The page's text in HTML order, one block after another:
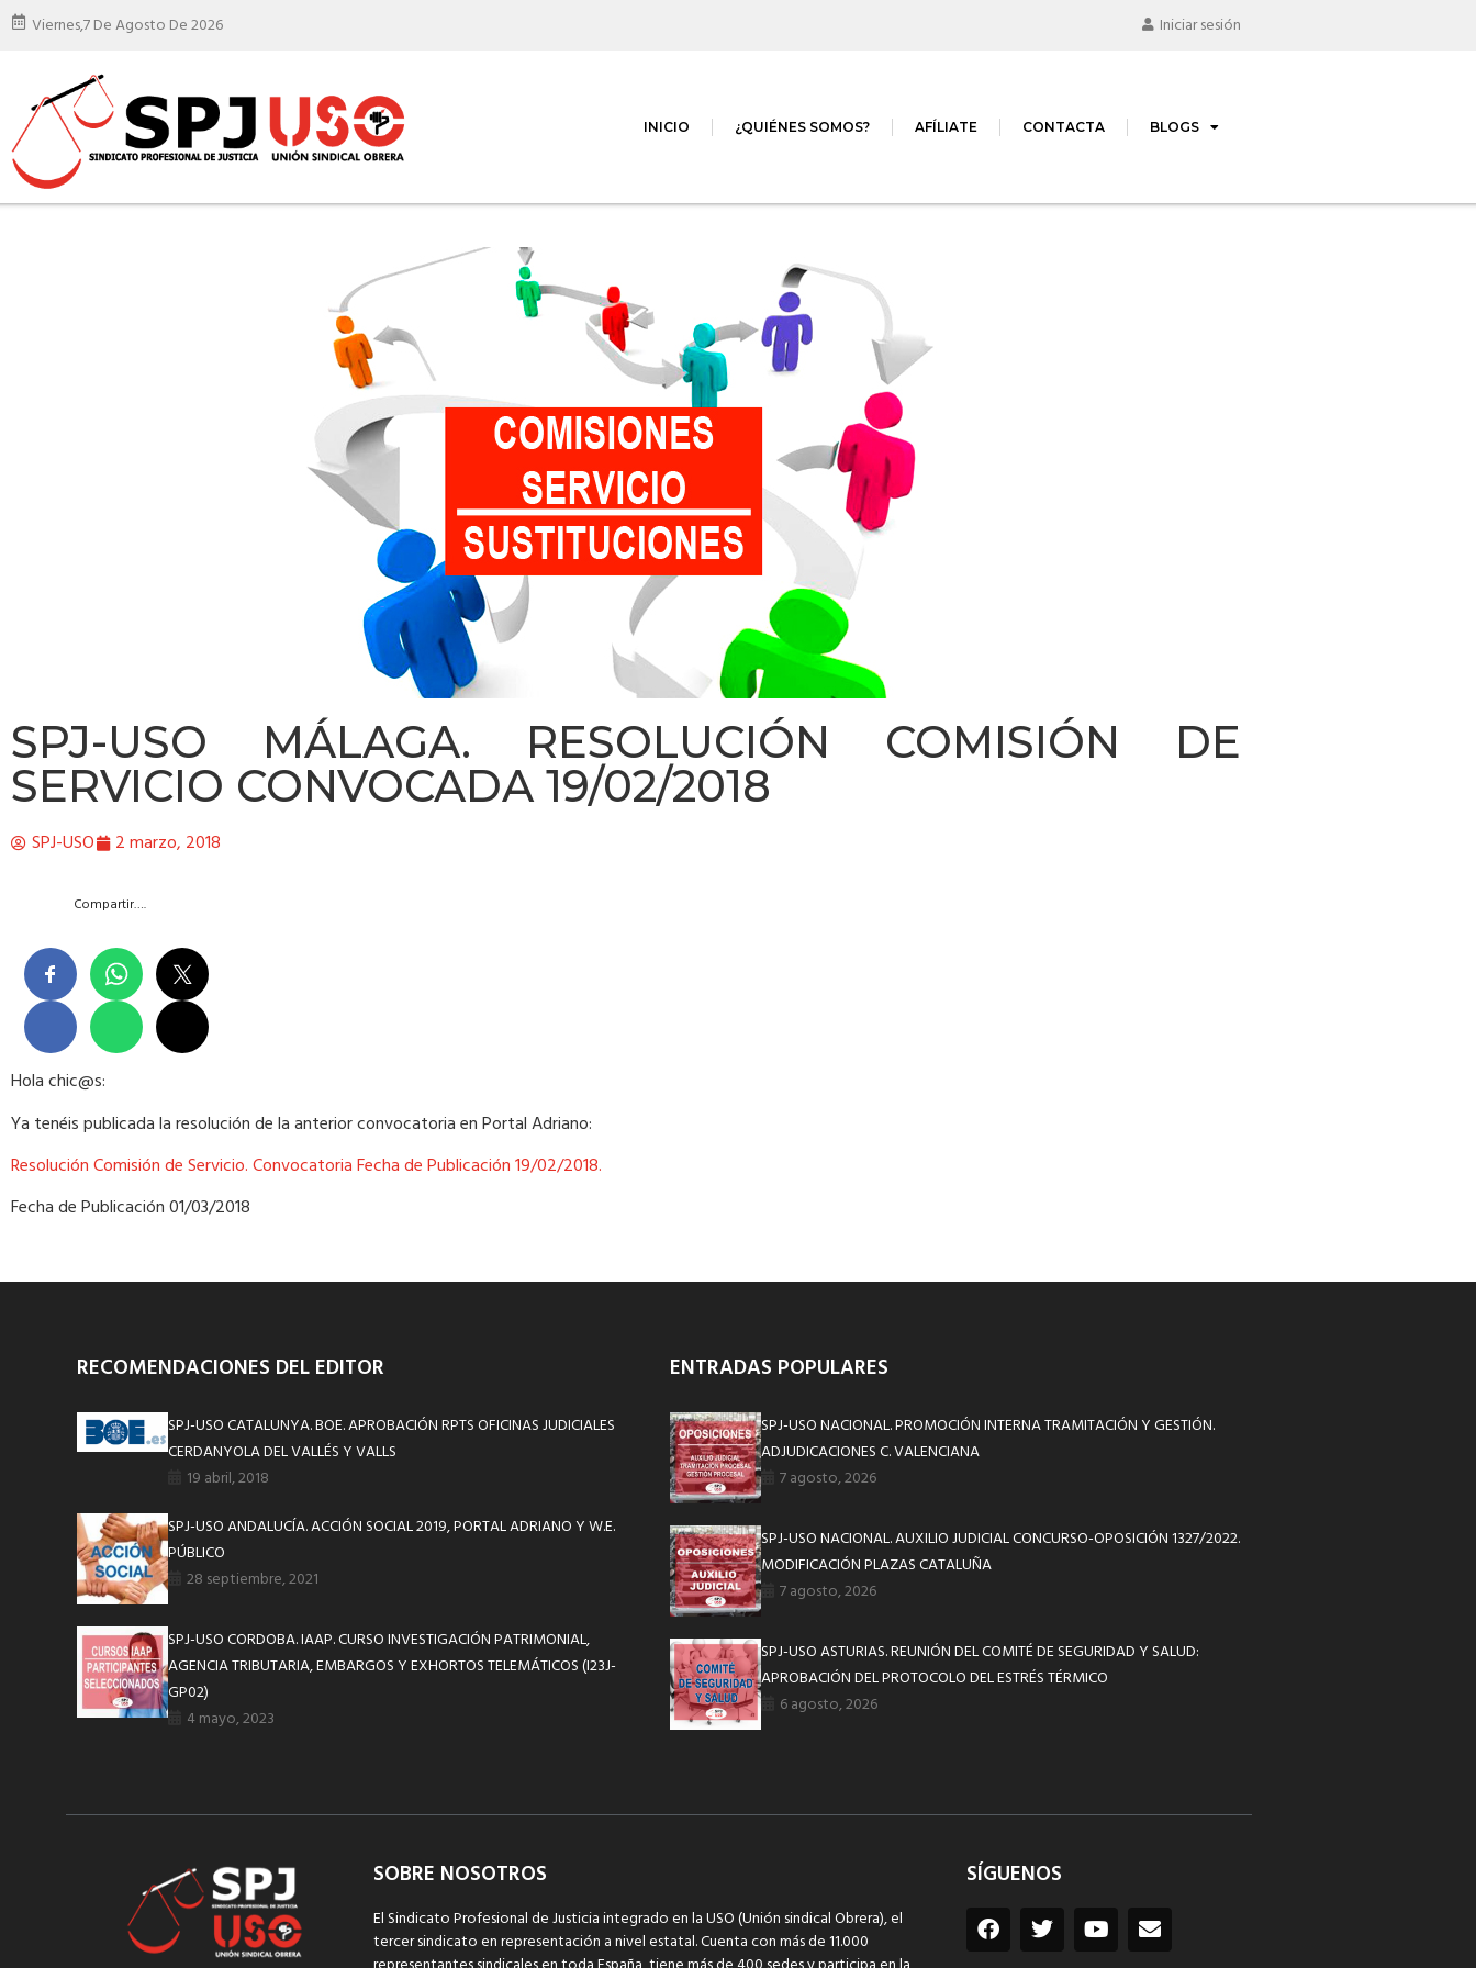
Viernes,7 De Agosto De 2026 Iniciar sesión
INICIO ¿QUIÉNES SOMOS? AFÍLIATE CONTACTA BLOGS
SPJ-USO MÁLAGA. RESOLUCIÓN COMISIÓN DE
SERVICIO CONVOCADA 19/02/2018
SPJ-USO 2 marzo, 2018
Compartir….
Hola chic@s:
Ya tenéis publicada la resolución de la anterior convocatoria en Portal Adriano:
Resolución Comisión de Servicio. Convocatoria Fecha de Publicación 19/02/2018.
Fecha de Publicación 01/03/2018
RECOMENDACIONES DEL EDITOR
SPJ-USO CATALUNYA. BOE. APROBACIÓN RPTS OFICINAS JUDICIALES
CERDANYOLA DEL VALLÉS Y VALLS
19 abril, 2018
SPJ-USO ANDALUCÍA. ACCIÓN SOCIAL 2019, PORTAL ADRIANO Y W.E.
PÚBLICO
28 septiembre, 2021
SPJ-USO CORDOBA. IAAP. CURSO INVESTIGACIÓN PATRIMONIAL,
AGENCIA TRIBUTARIA, EMBARGOS Y EXHORTOS TELEMÁTICOS (I23J-
GP02)
4 mayo, 2023
ENTRADAS POPULARES
SPJ-USO NACIONAL. PROMOCIÓN INTERNA TRAMITACIÓN Y GESTIÓN.
ADJUDICACIONES C. VALENCIANA
7 agosto, 2026
SPJ-USO NACIONAL. AUXILIO JUDICIAL CONCURSO-OPOSICIÓN 1327/2022.
MODIFICACIÓN PLAZAS CATALUÑA
7 agosto, 2026
SPJ-USO ASTURIAS. REUNIÓN DEL COMITÉ DE SEGURIDAD Y SALUD:
APROBACIÓN DEL PROTOCOLO DEL ESTRÉS TÉRMICO
6 agosto, 2026
SOBRE NOSOTROS
El Sindicato Profesional de Justicia integrado en la USO (Unión sindical Obrera), el
tercer sindicato en representación a nivel estatal. Cuenta con más de 11.000
SÍGUENOS